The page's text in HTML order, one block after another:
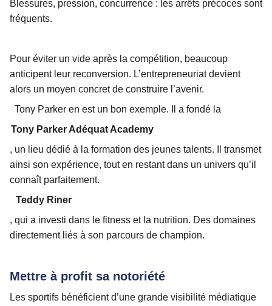
Blessures, pression, concurrence : les arrêts précoces sont
fréquents.
Pour éviter un vide après la compétition, beaucoup
anticipent leur reconversion. L’entrepreneuriat devient
alors un moyen concret de construire l’avenir.
Tony Parker en est un bon exemple. Il a fondé la
Tony Parker Adéquat Academy
, un lieu dédié à la formation des jeunes talents. Il transmet
ainsi son expérience, tout en restant dans un univers qu’il
connaît parfaitement.
Teddy Riner
, qui a investi dans le fitness et la nutrition. Des domaines
directement liés à son parcours de champion.
Mettre à profit sa notoriété
Les sportifs bénéficient d’une grande visibilité médiatique